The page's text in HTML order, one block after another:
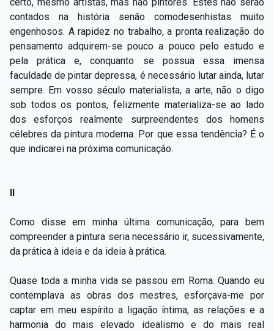
contados na história senão comodesenhistas muito
engenhosos. A rapidez no trabalho, a pronta realização do
pensamento adquirem-se pouco a pouco pelo estudo e
pela prática e, conquanto se possua essa imensa
faculdade de pintar depressa, é necessário lutar ainda, lutar
sempre. Em vosso século materialista, a arte, não o digo
sob todos os pontos, felizmente materializa-se ao lado
dos esforços realmente surpreendentes dos homens
célebres da pintura moderna. Por que essa tendência? É o
que indicarei na próxima comunicação.
II
Como disse em minha última comunicação, para bem
compreender a pintura seria necessário ir, sucessivamente,
da prática à ideia e da ideia à prática.
Quase toda a minha vida se passou em Roma. Quando eu
contemplava as obras dos mestres, esforçava-me por
captar em meu espírito a ligação íntima, as relações e a
harmonia do mais elevado idealismo e do mais real